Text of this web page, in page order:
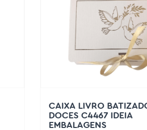
CAIXA LIVRO
DOCES C4467 IDEIA
EMBALAGENS